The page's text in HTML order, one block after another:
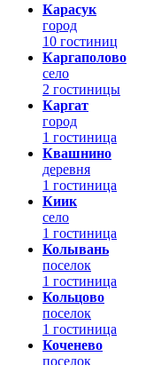
Карасук
город
10 гостиниц
Каргаполово
село
2 гостиницы
Каргат
город
1 гостиница
Квашнино
деревня
1 гостиница
Киик
село
1 гостиница
Колывань
поселок
1 гостиница
Кольцово
поселок
1 гостиница
Коченево
поселок